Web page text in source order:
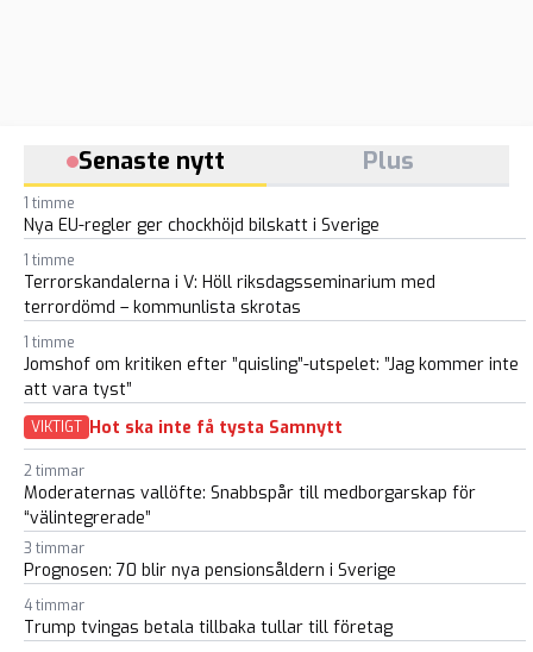
Senaste nytt Plus
1 timme
Nya EU-regler ger chockhöjd bilskatt i Sverige
1 timme
Terrorskandalerna i V: Höll riksdagsseminarium med
terrordömd – kommunlista skrotas
1 timme
Jomshof om kritiken efter ”quisling”-utspelet: ”Jag kommer inte
att vara tyst”
VIKTIGT Hot ska inte få tysta Samnytt
2 timmar
Moderaternas vallöfte: Snabbspår till medborgarskap för
“välintegrerade”
3 timmar
Prognosen: 70 blir nya pensionsåldern i Sverige
4 timmar
Trump tvingas betala tillbaka tullar till företag